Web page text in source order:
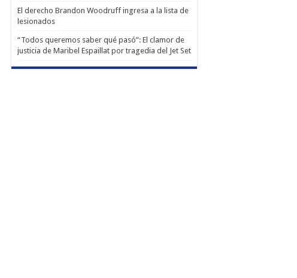
El derecho Brandon Woodruff ingresa a la lista de
lesionados
“Todos queremos saber qué pasó”: El clamor de
justicia de Maribel Espaillat por tragedia del Jet Set